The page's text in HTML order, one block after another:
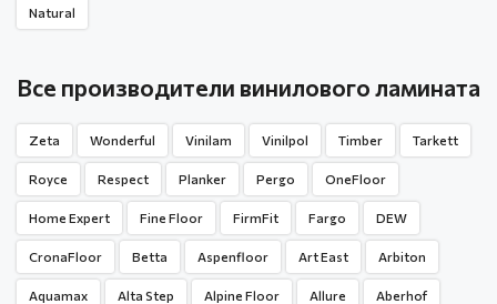
Natural
Все производители винилового ламината
Zeta Wonderful Vinilam Vinilpol Timber Tarkett
Royce Respect Planker Pergo OneFloor
Home Expert Fine Floor FirmFit Fargo DEW
CronaFloor Betta Aspenfloor Art East Arbiton
Aquamax Alta Step Alpine Floor Allure Aberhof